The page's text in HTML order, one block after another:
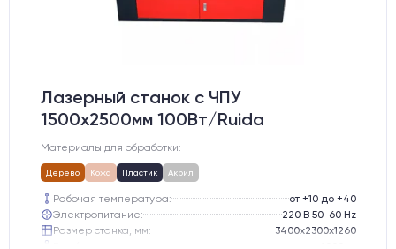
Лазерный станок c ЧПУ
1500х2500мм 100Вт/Ruida
Материалы для обработки:
Дерево Кожа Пластик Акрил
Рабочая температура:
от +10 до +40
Электропитание:
220 В 50-60 Hz
Размер станка, мм:
3400х2300х1260